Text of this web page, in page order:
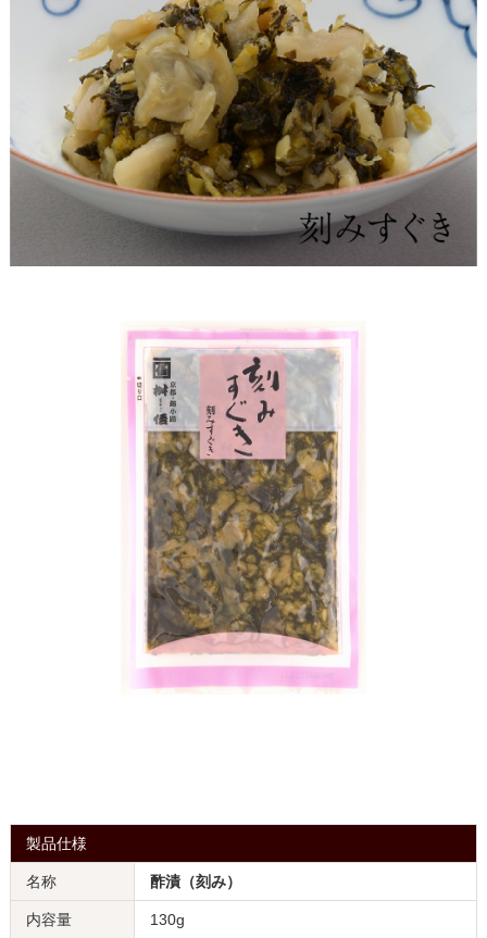
製品仕様
名称 酢漬（刻み）
内容量 130g